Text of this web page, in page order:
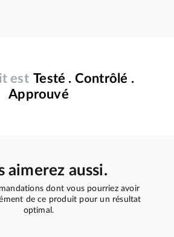
est Testé . Contrôlé .
Approuvé
aimerez aussi.
dont vous pourriez avoir
de ce produit pour un résultat
optimal.